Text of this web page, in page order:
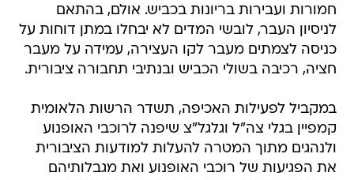
חמורות ועבירות בריונות בכביש. אולם, בהתאם
לניסיון העבר, לובשי המדים לא יבחלו במתן דוחות על
כניסה לצמתים מעבר לקו העצירה, עמידה על מעבר
חציה, רכיבה בשולי הכביש ובנתיבי תחבורה ציבורית.
במקביל לפעילות האכיפה, תשדר הרשות הלאומית
קמפיין בגלי צה"ל וגלגל"צ שיפנה לרוכבי האופנוע
ולנהגים מתוך המטרה להעלות למודעות הציבורית
את הפגיעות של רוכבי האופנוע ואת מגבלותיהם